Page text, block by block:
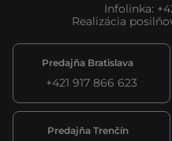
Infolinka:
Realizácia
Predajňa Bratislava
+421 917 866 623
Predajňa Trenčín